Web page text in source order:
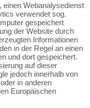
einen Webanalysedienst
verwendet sog.
gespeichert
der Website durch
Informationen
in der Regel an einen
und dort gespeichert.
auf dieser
jedoch innerhalb von
in anderen
Europäischen